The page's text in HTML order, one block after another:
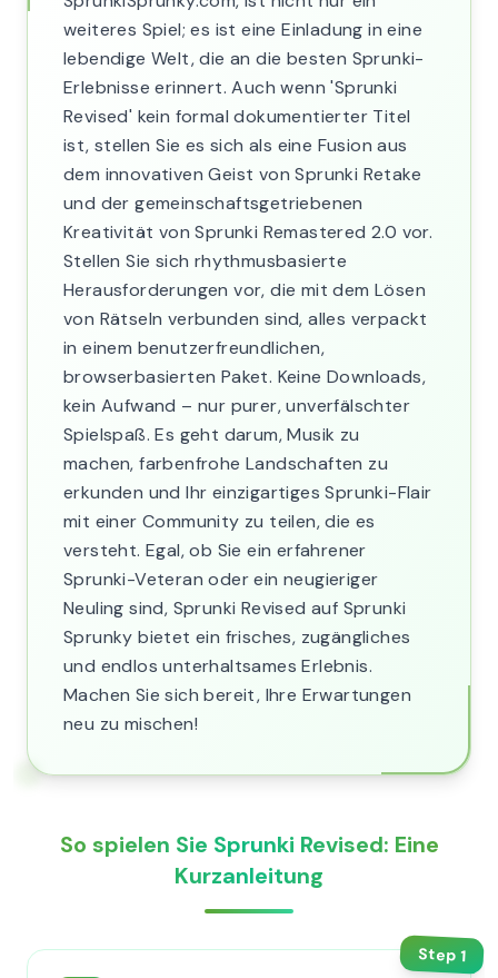
weiteres Spiel; es ist eine Einladung in eine
lebendige Welt, die an die besten Sprunki-
Erlebnisse erinnert. Auch wenn 'Sprunki
Revised' kein formal dokumentierter Titel
ist, stellen Sie es sich als eine Fusion aus
dem innovativen Geist von Sprunki Retake
und der gemeinschaftsgetriebenen
Kreativität von Sprunki Remastered 2.0 vor.
Stellen Sie sich rhythmusbasierte
Herausforderungen vor, die mit dem Lösen
von Rätseln verbunden sind, alles verpackt
in einem benutzerfreundlichen,
browserbasierten Paket. Keine Downloads,
kein Aufwand – nur purer, unverfälschter
Spielspaß. Es geht darum, Musik zu
machen, farbenfrohe Landschaften zu
erkunden und Ihr einzigartiges Sprunki-Flair
mit einer Community zu teilen, die es
versteht. Egal, ob Sie ein erfahrener
Sprunki-Veteran oder ein neugieriger
Neuling sind, Sprunki Revised auf Sprunki
Sprunky bietet ein frisches, zugängliches
und endlos unterhaltsames Erlebnis.
Machen Sie sich bereit, Ihre Erwartungen
neu zu mischen!
So spielen Sie Sprunki Revised: Eine
Kurzanleitung
Step1